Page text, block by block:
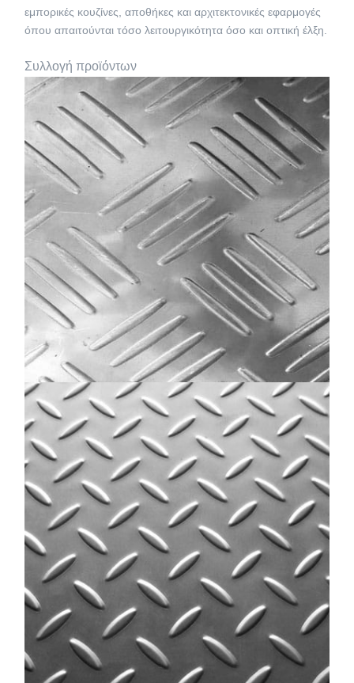
εμπορικές κουζίνες, αποθήκες και αρχιτεκτονικές εφαρμογές
όπου απαιτούνται τόσο λειτουργικότητα όσο και οπτική έλξη.
Συλλογή προϊόντων